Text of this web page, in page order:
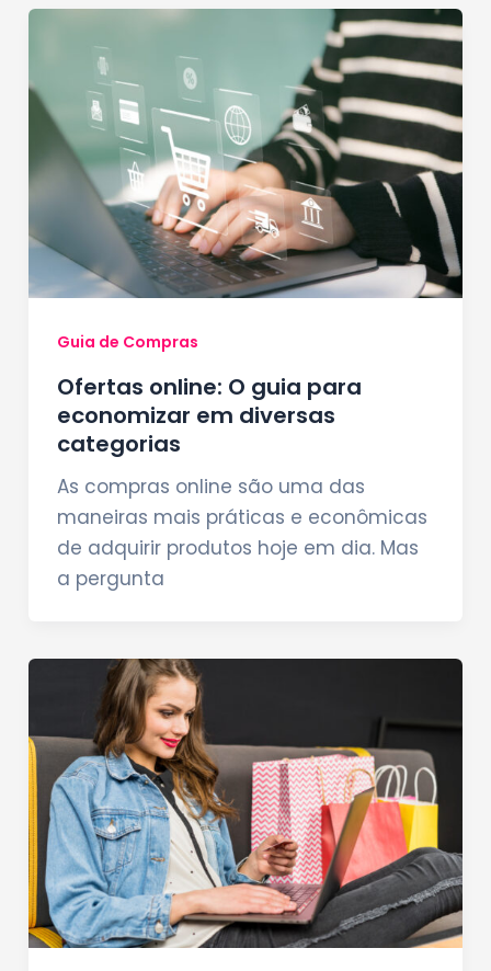
Guia de Compras
Ofertas online: O guia para
economizar em diversas
categorias
As compras online são uma das
maneiras mais práticas e econômicas
de adquirir produtos hoje em dia. Mas
a pergunta